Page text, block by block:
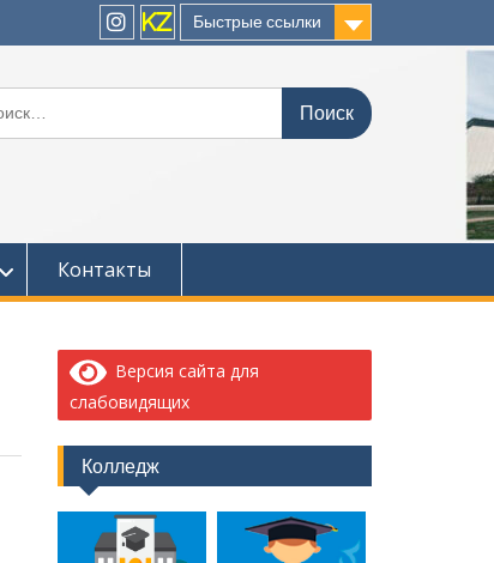
Быстрые ссылки
instagram
KZ
Контакты
Версия сайта для
слабовидящих
Колледж